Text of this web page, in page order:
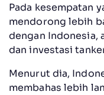
Pada kesempatan
mendorong lebih
dengan Indonesia,
dan investasi
Menurut dia,
membahas lebih